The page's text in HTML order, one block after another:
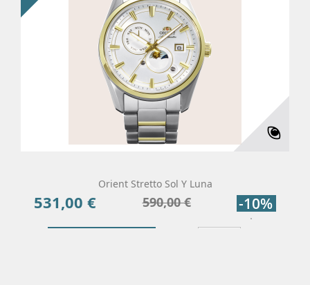
Orient Stretto Sol Y Luna
Precio
531,00 €
Precio
590,00 € -10%